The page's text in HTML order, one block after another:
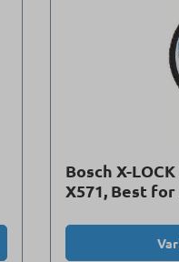
Bosch X-
X571, Best